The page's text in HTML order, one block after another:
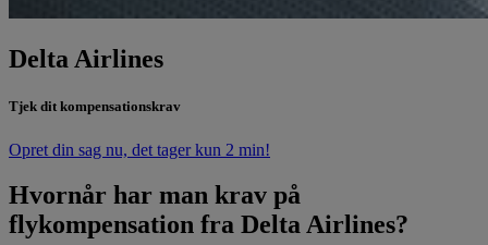
Delta Airlines
Tjek dit kompensationskrav
Opret din sag nu, det tager kun 2 min!
Hvornår har man krav på
flykompensation fra Delta Airlines?